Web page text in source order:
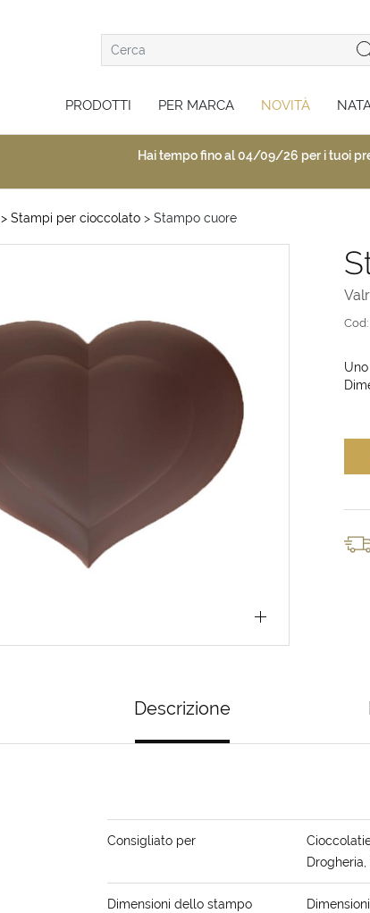
PRODOTTI PER MARCA NOVITÀ
Hai tempo fino al 04/09/26 per i tuoi
> Stampi per cioccolato > Stampo cuore
Cod:
Descrizione
Consigliato per
Dimensioni dello stampo Dimensioni